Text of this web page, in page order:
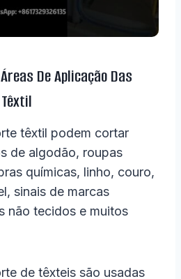
De Aplicação Das
têxtil podem cortar
de algodão, roupas
químicas, linho, couro,
sinais de marcas
não tecidos e muitos
de têxteis são usadas